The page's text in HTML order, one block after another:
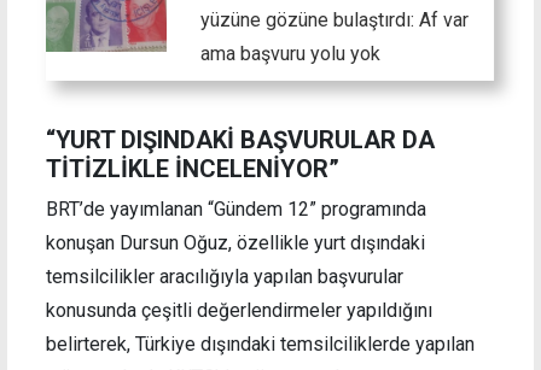
yüzüne gözüne bulaştırdı: Af var
ama başvuru yolu yok
“YURT DIŞINDAKİ BAŞVURULAR DA
TİTİZLİKLE İNCELENİYOR”
BRT’de yayımlanan “Gündem 12” programında
konuşan Dursun Oğuz, özellikle yurt dışındaki
temsilcilikler aracılığıyla yapılan başvurular
konusunda çeşitli değerlendirmeler yapıldığını
belirterek, Türkiye dışındaki temsilciliklerde yapılan